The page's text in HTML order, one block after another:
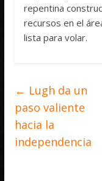
repentina
recursos en el
lista para volar.
← Lugh da un
paso valiente
hacia la
independencia